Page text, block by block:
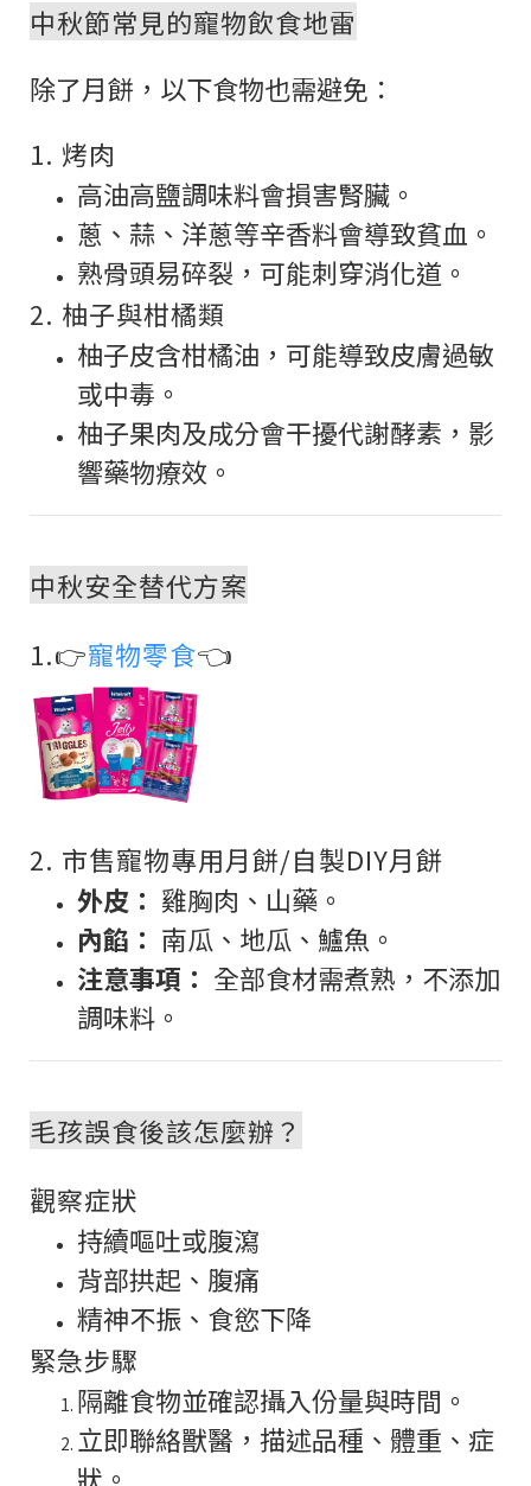
中秋節常見的寵物飲食地雷
除了月餅，以下食物也需避免：
1. 烤肉
高油高鹽調味料會損害腎臟。
蔥、蒜、洋蔥等辛香料會導致貧血。
熟骨頭易碎裂，可能刺穿消化道。
2. 柚子與柑橘類
柚子皮含柑橘油，可能導致皮膚過敏
或中毒。
柚子果肉及成分會干擾代謝酵素，影
響藥物療效。
中秋安全替代方案
1.👉寵物零食👈
2. 市售寵物專用月餅/自製DIY月餅
外皮： 雞胸肉、山藥。
內餡： 南瓜、地瓜、鱸魚。
注意事項： 全部食材需煮熟，不添加
調味料。
毛孩誤食後該怎麼辦？
觀察症狀
持續嘔吐或腹瀉
背部拱起、腹痛
精神不振、食慾下降
緊急步驟
隔離食物並確認攝入份量與時間。
立即聯絡獸醫，描述品種、體重、症
狀。